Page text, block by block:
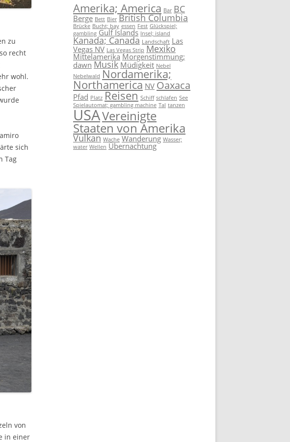
zu
recht
wohl.
sich
Tag
von
in einer
Amerika; America Bar BC
Berge Bett Bier British Columbia
Brücke Bucht; bay essen Fest Glückspiel;
gambling Gulf Islands Insel; island
Kanada; Canada Landschaft Las
Vegas NV Las Vegas Strip Mexiko
Mittelamerika Morgenstimmung;
dawn Musik Müdigkeit Nebel
Nebelwald Nordamerika;
Northamerica NV Oaxaca
Pfad Platz Reisen Schiff schlafen See
Spielautomat; gambling machine Tal tanzen
USAVereinigte
Staaten von Amerika
Vulkan Wache Wanderung Wasser;
water Wellen Übernachtung